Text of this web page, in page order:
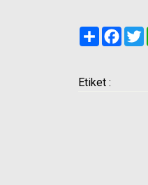
Paylaş
Etiket :